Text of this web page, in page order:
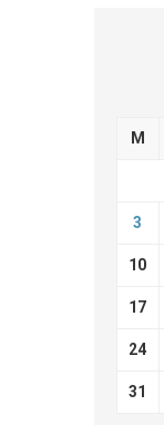
M
3
10
17
24
31